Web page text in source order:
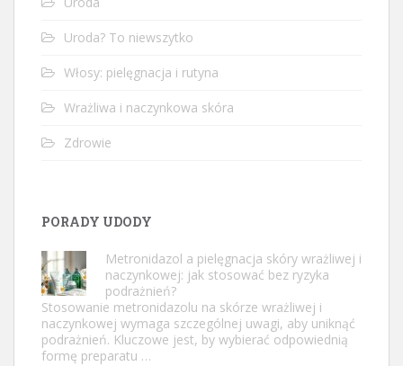
Uroda? To niewszytko
Włosy: pielęgnacja i rutyna
Wrażliwa i naczynkowa skóra
Zdrowie
PORADY UDODY
Metronidazol a pielęgnacja skóry wrażliwej i
naczynkowej: jak stosować bez ryzyka
podrażnień?
Stosowanie metronidazolu na skórze wrażliwej i
naczynkowej wymaga szczególnej uwagi, aby uniknąć
podrażnień. Kluczowe jest, by wybierać odpowiednią
formę preparatu …